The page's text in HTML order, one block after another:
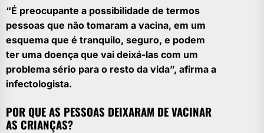
“É preocupante a possibilidade de termos
pessoas que não tomaram a vacina, em um
esquema que é tranquilo, seguro, e podem
ter uma doença que vai deixá-las com um
problema sério para o resto da vida”, afirma a
infectologista.
POR QUE AS PESSOAS DEIXARAM DE VACINAR
AS CRIANÇAS?